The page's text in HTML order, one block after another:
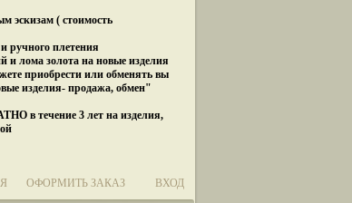
эскизам ( стоимость
ручного плетения
и лома золота на новые изделия
приобрести или обменять вы
изделия- продажа, обмен"
в течение 3 лет на изделия,
ОФОРМИТЬ ЗАКАЗ ВХОД